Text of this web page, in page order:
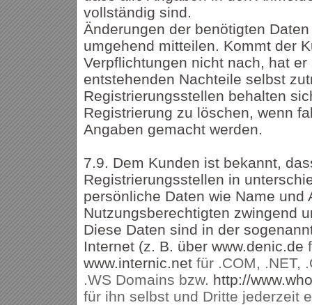
vollständig sind.
Änderungen der benötigten
umgehend mitteilen. Kommt der
Verpflichtungen nicht nach, hat
entstehenden Nachteile selbst
Registrierungsstellen behalten
Registrierung zu löschen, wenn
Angaben gemacht werden.
7.9. Dem Kunden ist bekannt,
Registrierungsstellen in
persönliche Daten wie Name und
Nutzungsberechtigten zwingend
Diese Daten sind in der
Internet (z. B. über www.denic.de
www.internic.net für .COM, .NET,
.WS Domains bzw. http://
für ihn selbst und Dritte jederzeit